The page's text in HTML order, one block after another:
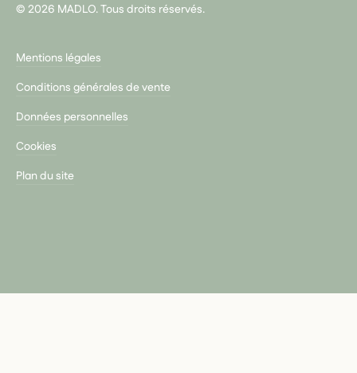
© 2026 MADLO. Tous droits réservés.
Mentions légales
Conditions générales de vente
Données personnelles
Cookies
Plan du site